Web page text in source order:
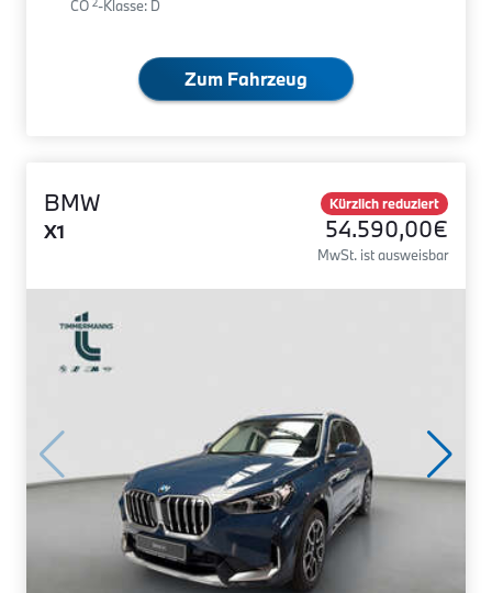
CO -Klasse: D
Zum Fahrzeug
BMW
X1
Kürzlich reduziert
54.590,00€
MwSt. ist ausweisbar